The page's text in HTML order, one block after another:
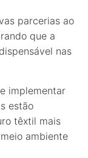
parcerias ao
que a
nas
implementar
estão
têxtil mais
ambiente